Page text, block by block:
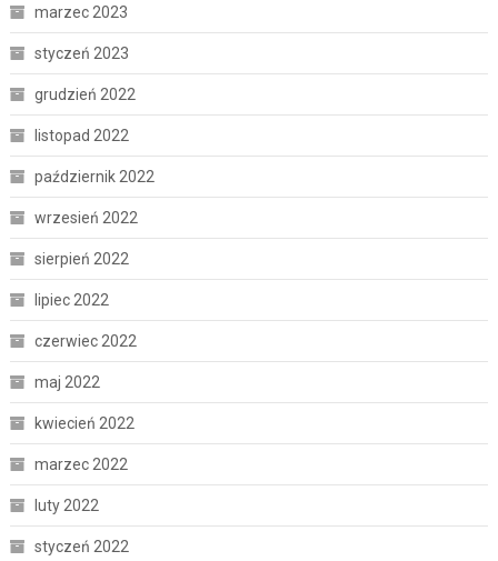
marzec 2023
styczeń 2023
grudzień 2022
listopad 2022
październik 2022
wrzesień 2022
sierpień 2022
lipiec 2022
czerwiec 2022
maj 2022
kwiecień 2022
marzec 2022
luty 2022
styczeń 2022